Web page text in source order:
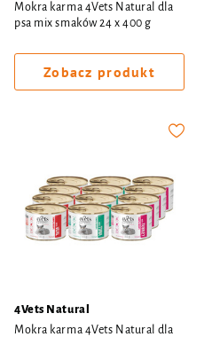
Mokra karma 4Vets Natural dla
psa mix smaków 24 x 400 g
Zobacz produkt
4Vets Natural
Mokra karma 4Vets Natural dla